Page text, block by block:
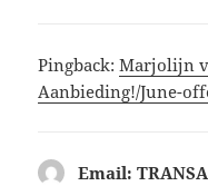
Pingback:Marjolijn
Aanbieding!/June-
Email: